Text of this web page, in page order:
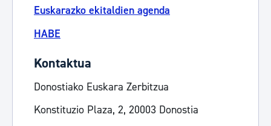
Euskarazko ekitaldien agenda
HABE
Kontaktua
Donostiako Euskara Zerbitzua
Konstituzio Plaza, 2, 20003 Donostia